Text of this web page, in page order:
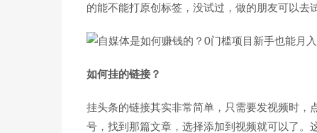
的能不能打原创标签，没试过，做的朋友可以去
如何挂的链接？
挂头条的链接其实非常简单，只需要发视频时，
号，找到那篇文章，选择添加到视频就可以了。